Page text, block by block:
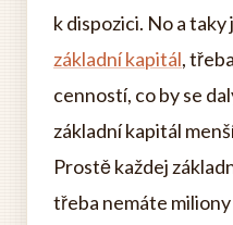
k dispozici. No a
základní kapitál,
cenností, co by se
základní kapitál
Prostě každej
třeba nemáte